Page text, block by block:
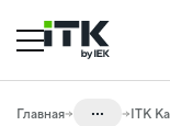
Главная ...